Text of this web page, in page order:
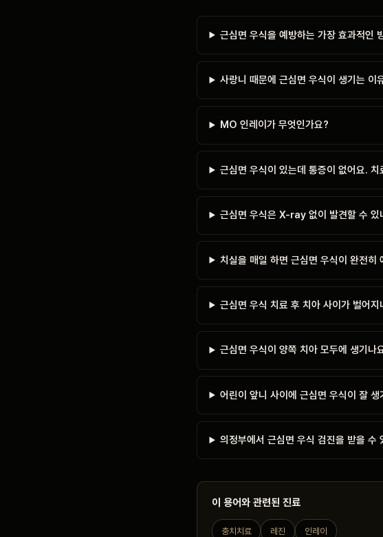
근심면 우식을 예방하는 가장 효과적인
사랑니 때문에 근심면 우식이 생기는 이
MO 인레이가 무엇인가요?
근심면 우식이 있는데 통증이 없어요. 치
근심면 우식은 X-ray 없이 발견할 수 있
치실을 매일 하면 근심면 우식이 완전히
근심면 우식 치료 후 치아 사이가 벌어지
근심면 우식이 양쪽 치아 모두에 생기나
어린이 앞니 사이에 근심면 우식이 잘 생
의정부에서 근심면 우식 검진을 받을 수
이 용어와 관련된 진료
충치치료 레진 인레이